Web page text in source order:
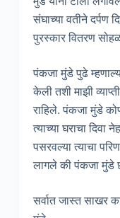
संघाच्या वतीने दर्पण
पुरस्कार वितरण
पंकजा मुंडे पुढे
केली तशी माझी
राहिले. पंकजा मुंडे
त्याच्या घराचा दिवा
पसरवल्या त्याचा
लागले की पंकजा मुंडे
सर्वात जास्त साखर